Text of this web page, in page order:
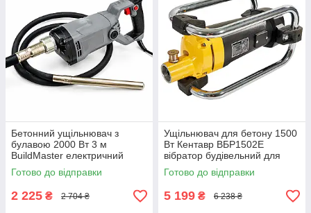
Бетонний ущільнювач з
булавою 2000 Вт 3 м
BuildMaster електричний
ущільнювач бетону вібратор
для бетону з вібробулавою
Готово до відправки
2 225 ₴ 2 704 ₴
Ущільнювач для бетону 1500
Вт Кентавр ВБР1502Е
вібратор будівельний для
ущільнення бетону
Готово до відправки
5 199 ₴ 6 238 ₴